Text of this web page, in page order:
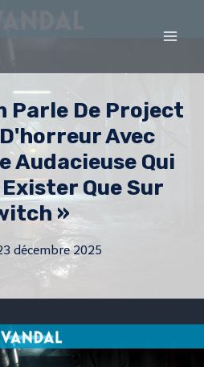
Parle De Project
Avec
Audacieuse Qui
Que Sur
»
décembre 2025